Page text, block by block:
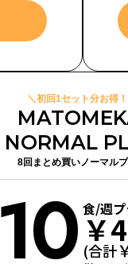
＼初回1セット分お得
NORMAL
8回まとめ買いノーマル
10 食/週
￥
(合計